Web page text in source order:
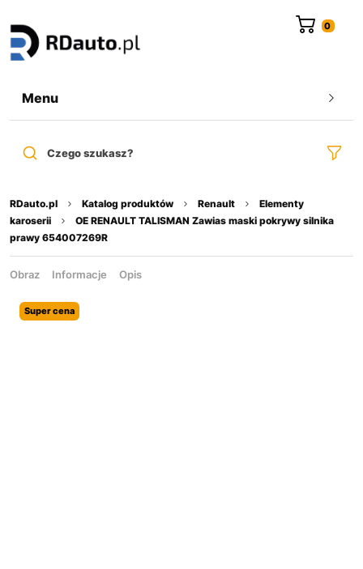
Menu
Czego szukasz?
RDauto.pl Katalog produktów Renault
Elementy
karoserii
OE RENAULT TALISMAN Zawias maski pokrywy silnika
prawy 654007269R
Obraz Informacje Opis
Super cena